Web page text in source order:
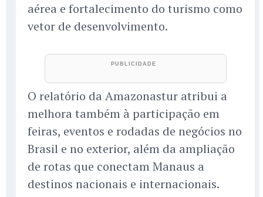
aérea e fortalecimento do turismo como
vetor de desenvolvimento.
O relatório da Amazonastur atribui a
melhora também à participação em
feiras, eventos e rodadas de negócios no
Brasil e no exterior, além da ampliação
de rotas que conectam Manaus a
destinos nacionais e internacionais.